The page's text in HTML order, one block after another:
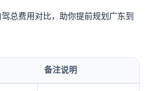
总费用对比，助你提前规划广东到
备注说明